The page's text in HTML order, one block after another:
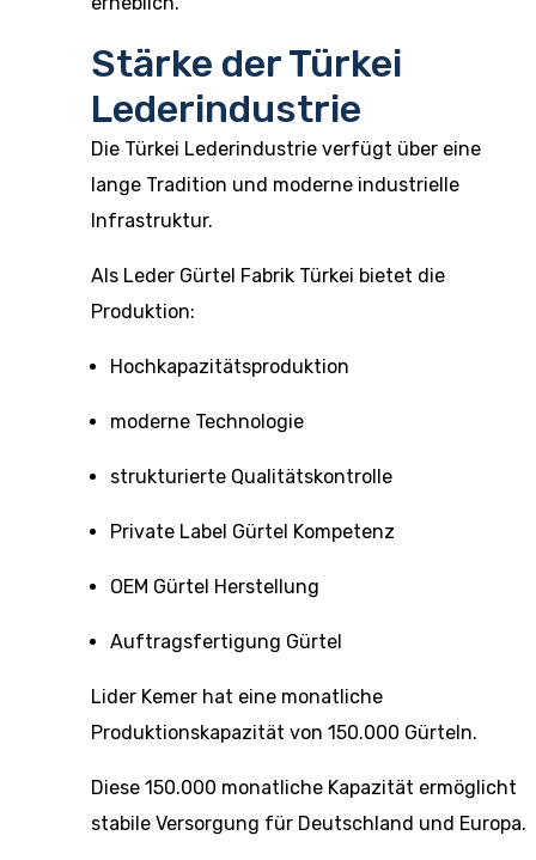
Stärke der Türkei
Lederindustrie
Die Türkei Lederindustrie verfügt über eine
lange Tradition und moderne industrielle
Infrastruktur.
Als Leder Gürtel Fabrik Türkei bietet die
Produktion:
Hochkapazitätsproduktion
moderne Technologie
strukturierte Qualitätskontrolle
Private Label Gürtel Kompetenz
OEM Gürtel Herstellung
Auftragsfertigung Gürtel
Lider Kemer hat eine monatliche
Produktionskapazität von 150.000 Gürteln.
Diese 150.000 monatliche Kapazität ermöglicht
stabile Versorgung für Deutschland und Europa.